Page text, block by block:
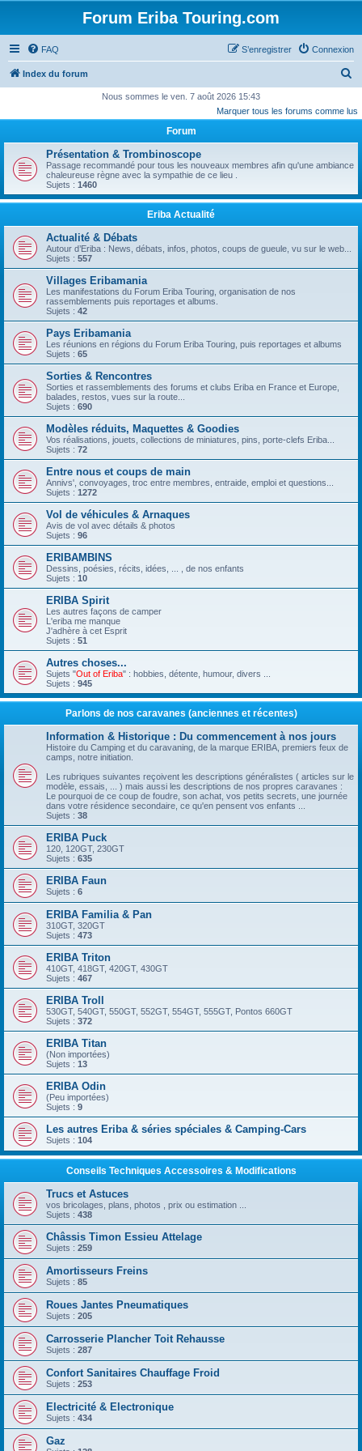
Forum Eriba Touring.com
FAQ Connexion
S’enregistrer
Index du forum
c
r
e
Nous sommes le ven. 7 août 2026 15:43
Marquer tous les forums comme lus
Forum
Présentation & Trombinoscope
Passage recommandé pour tous les nouveaux membres afin qu'une ambiance
chaleureuse règne avec la sympathie de ce lieu .
Sujets : 1460
Eriba Actualité
Actualité & Débats
Autour d’Eriba : News, débats, infos, photos, coups de gueule, vu sur le web...
Sujets : 557
Villages Eribamania
Les manifestations du Forum Eriba Touring, organisation de nos
rassemblements puis reportages et albums.
Sujets : 42
Pays Eribamania
Les réunions en régions du Forum Eriba Touring, puis reportages et albums
Sujets : 65
Sorties & Rencontres
Sorties et rassemblements des forums et clubs Eriba en France et Europe,
balades, restos, vues sur la route...
Sujets : 690
Modèles réduits, Maquettes & Goodies
Vos réalisations, jouets, collections de miniatures, pins, porte-clefs Eriba...
Sujets : 72
Entre nous et coups de main
Annivs', convoyages, troc entre membres, entraide, emploi et questions...
Sujets : 1272
Vol de véhicules & Arnaques
Avis de vol avec détails & photos
Sujets : 96
ERIBAMBINS
Dessins, poésies, récits, idées, ... , de nos enfants
Sujets : 10
ERIBA Spirit
Les autres façons de camper
L'eriba me manque
J'adhère à cet Esprit
Sujets : 51
Autres choses...
Sujets "Out of Eriba" : hobbies, détente, humour, divers ...
Sujets : 945
Parlons de nos caravanes (anciennes et récentes)
Information & Historique : Du commencement à nos jours
Histoire du Camping et du caravaning, de la marque ERIBA, premiers feux de
camps, notre initiation.
Les rubriques suivantes reçoivent les descriptions généralistes ( articles sur le
modèle, essais, ... ) mais aussi les descriptions de nos propres caravanes :
Le pourquoi de ce coup de foudre, son achat, vos petits secrets, une journée
dans votre résidence secondaire, ce qu'en pensent vos enfants ...
Sujets : 38
ERIBA Puck
120, 120GT, 230GT
Sujets : 635
ERIBA Faun
Sujets : 6
ERIBA Familia & Pan
310GT, 320GT
Sujets : 473
ERIBA Triton
410GT, 418GT, 420GT, 430GT
Sujets : 467
ERIBA Troll
530GT, 540GT, 550GT, 552GT, 554GT, 555GT, Pontos 660GT
Sujets : 372
ERIBA Titan
(Non importées)
Sujets : 13
ERIBA Odin
(Peu importées)
Sujets : 9
Les autres Eriba & séries spéciales & Camping-Cars
Sujets : 104
Conseils Techniques Accessoires & Modifications
Trucs et Astuces
vos bricolages, plans, photos , prix ou estimation ...
Sujets : 438
Châssis Timon Essieu Attelage
Sujets : 259
Amortisseurs Freins
Sujets : 85
Roues Jantes Pneumatiques
Sujets : 205
Carrosserie Plancher Toit Rehausse
Sujets : 287
Confort Sanitaires Chauffage Froid
Sujets : 253
Electricité & Electronique
Sujets : 434
Gaz